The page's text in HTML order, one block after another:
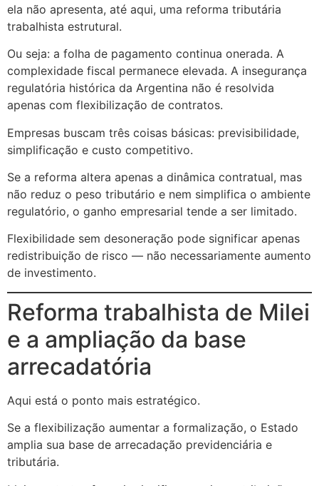
ela não apresenta, até aqui, uma reforma tributária
trabalhista estrutural.
Ou seja: a folha de pagamento continua onerada. A
complexidade fiscal permanece elevada. A insegurança
regulatória histórica da Argentina não é resolvida
apenas com flexibilização de contratos.
Empresas buscam três coisas básicas: previsibilidade,
simplificação e custo competitivo.
Se a reforma altera apenas a dinâmica contratual, mas
não reduz o peso tributário e nem simplifica o ambiente
regulatório, o ganho empresarial tende a ser limitado.
Flexibilidade sem desoneração pode significar apenas
redistribuição de risco — não necessariamente aumento
de investimento.
Reforma trabalhista de Milei
e a ampliação da base
arrecadatória
Aqui está o ponto mais estratégico.
Se a flexibilização aumentar a formalização, o Estado
amplia sua base de arrecadação previdenciária e
tributária.